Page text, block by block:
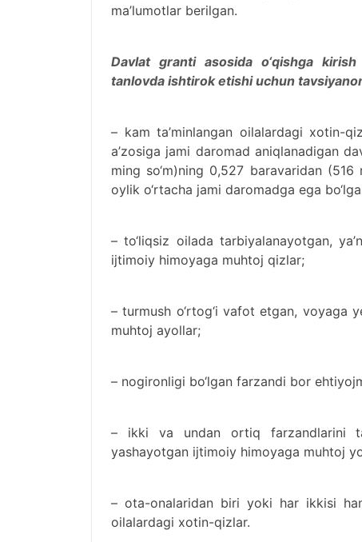
ma’lumotlar berilgan.
Davlat granti asosida o‘qishga
tanlovda ishtirok etishi uchun
– kam ta’minlangan oilalardagi xotin-
a’zosiga jami daromad aniqlanadigan
ming so‘m)ning 0,527 baravaridan (516
oylik o‘rtacha jami daromadga ega
– to‘liqsiz oilada tarbiyalanayotgan,
ijtimoiy himoyaga muhtoj qizlar;
– turmush o‘rtog‘i vafot etgan, voyaga
muhtoj ayollar;
– nogironligi bo‘lgan farzandi bor
– ikki va undan ortiq farzandlarini
yashayotgan ijtimoiy himoyaga muhtoj
– ota-onalaridan biri yoki har ikkisi
oilalardagi xotin-qizlar.